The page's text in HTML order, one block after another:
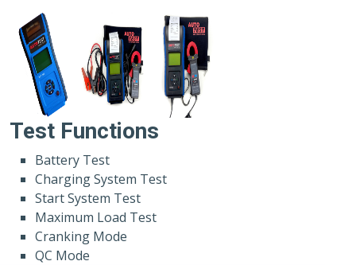
Test Functions
Battery Test
Charging System Test
Start System Test
Maximum Load Test
Cranking Mode
QC Mode